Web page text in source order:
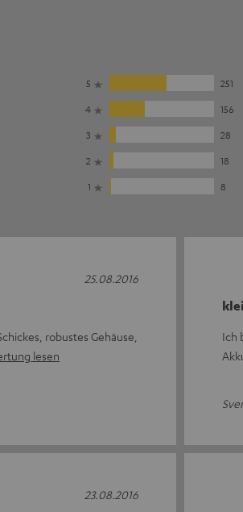
5
251
4
156
3
28
2
18
1
8
robustes Gehäuse,
lesen
25.08.2016
Ich
23.08.2016